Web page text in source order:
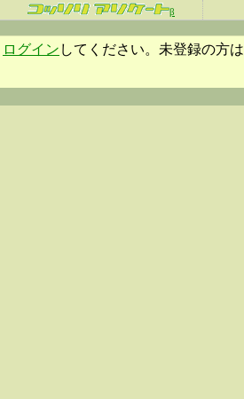
β
ログイン してください。未登録の方は